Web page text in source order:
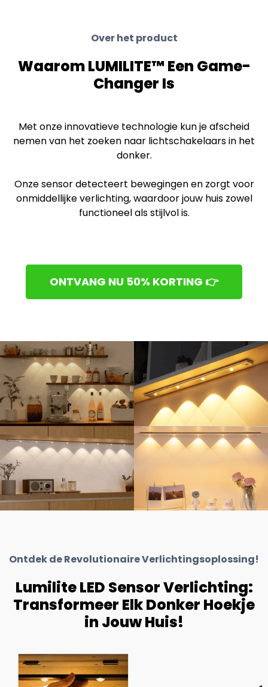
Over het product
Waarom LUMILITE™ Een Game-
Changer Is
Met onze innovatieve technologie kun je afscheid
nemen van het zoeken naar lichtschakelaars in het
donker.
Onze sensor detecteert bewegingen en zorgt voor
onmiddellijke verlichting, waardoor jouw huis zowel
functioneel als stijlvol is.
ONTVANG NU 50% KORTING 👉
Ontdek de Revolutionaire Verlichtingsoplossing!
Lumilite LED Sensor Verlichting:
Transformeer Elk Donker Hoekje
in Jouw Huis!